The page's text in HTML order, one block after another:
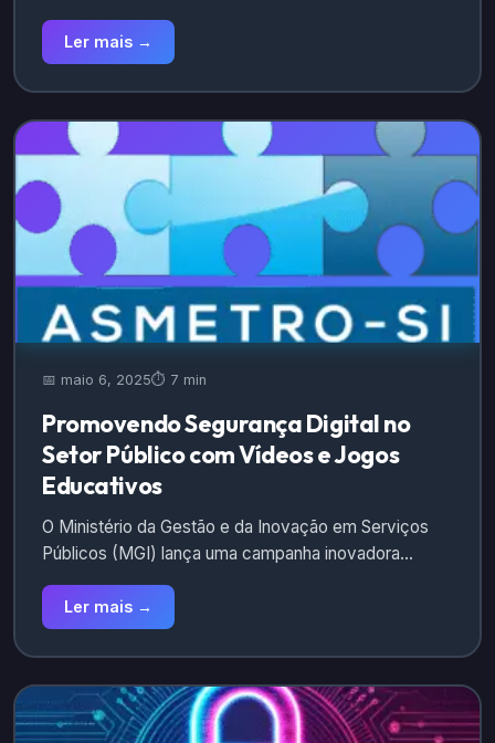
Ler mais →
📅 maio 6, 2025⏱️ 7 min
Promovendo Segurança Digital no
Setor Público com Vídeos e Jogos
Educativos
O Ministério da Gestão e da Inovação em Serviços
Públicos (MGI) lança uma campanha inovadora…
Ler mais →